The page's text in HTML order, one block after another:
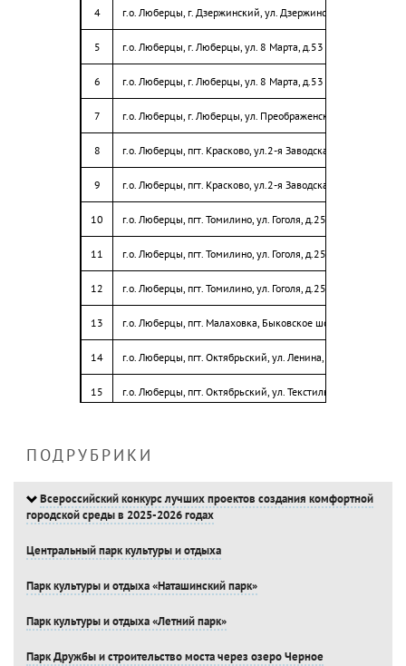
4 г.о. Люберцы, г. Дзержинский, ул. Дзержинская, д.27
5 г.о. Люберцы, г. Люберцы, ул. 8 Марта, д.53
6 г.о. Люберцы, г. Люберцы, ул. 8 Марта, д.53
7 г.о. Люберцы, г. Люберцы, ул. Преображенская, д.4
8 г.о. Люберцы, пгт. Красково, ул.2-я Заводская, д.26
9 г.о. Люберцы, пгт. Красково, ул.2-я Заводская, д.26 (воркаут)
10 г.о. Люберцы, пгт. Томилино, ул. Гоголя, д.25
11 г.о. Люберцы, пгт. Томилино, ул. Гоголя, д.25
12 г.о. Люберцы, пгт. Томилино, ул. Гоголя, д.25 (воркаут)
13 г.о. Люберцы, пгт. Малаховка, Быковское шоссе, д.29,31
14 г.о. Люберцы, пгт. Октябрьский, ул. Ленина, д.19
15 г.о. Люберцы, пгт. Октябрьский, ул. Текстильщиков, дд.6,7
ПОДРУБРИКИ
Всероссийский конкурс лучших проектов создания комфортной
городской среды в 2025-2026 годах
Центральный парк культуры и отдыха
Парк культуры и отдыха «Наташинский парк»
Парк культуры и отдыха «Летний парк»
Парк Дружбы и строительство моста через озеро Черное